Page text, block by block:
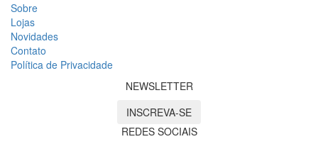
Sobre
Lojas
Novidades
Contato
Política de Privacidade
NEWSLETTER
INSCREVA-SE
REDES SOCIAIS